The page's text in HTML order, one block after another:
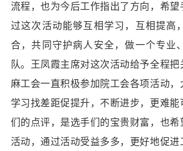
流程，也为今后工作指出了方向，希望
过这次活动能够互相学习，互相提高
合，共同守护病人安全，做一个专业
队。王凤霞主席对这次活动给予全程
麻工会一直积极参加院工会各项活动，
学习找差距促提升，不断进步，更难能
们的点评，是选手们的宝贵财富，也希
活动，通过活动受益多多，更好地促